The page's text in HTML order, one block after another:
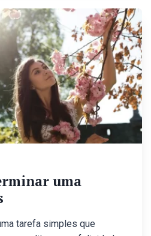
uma
tarefa simples que